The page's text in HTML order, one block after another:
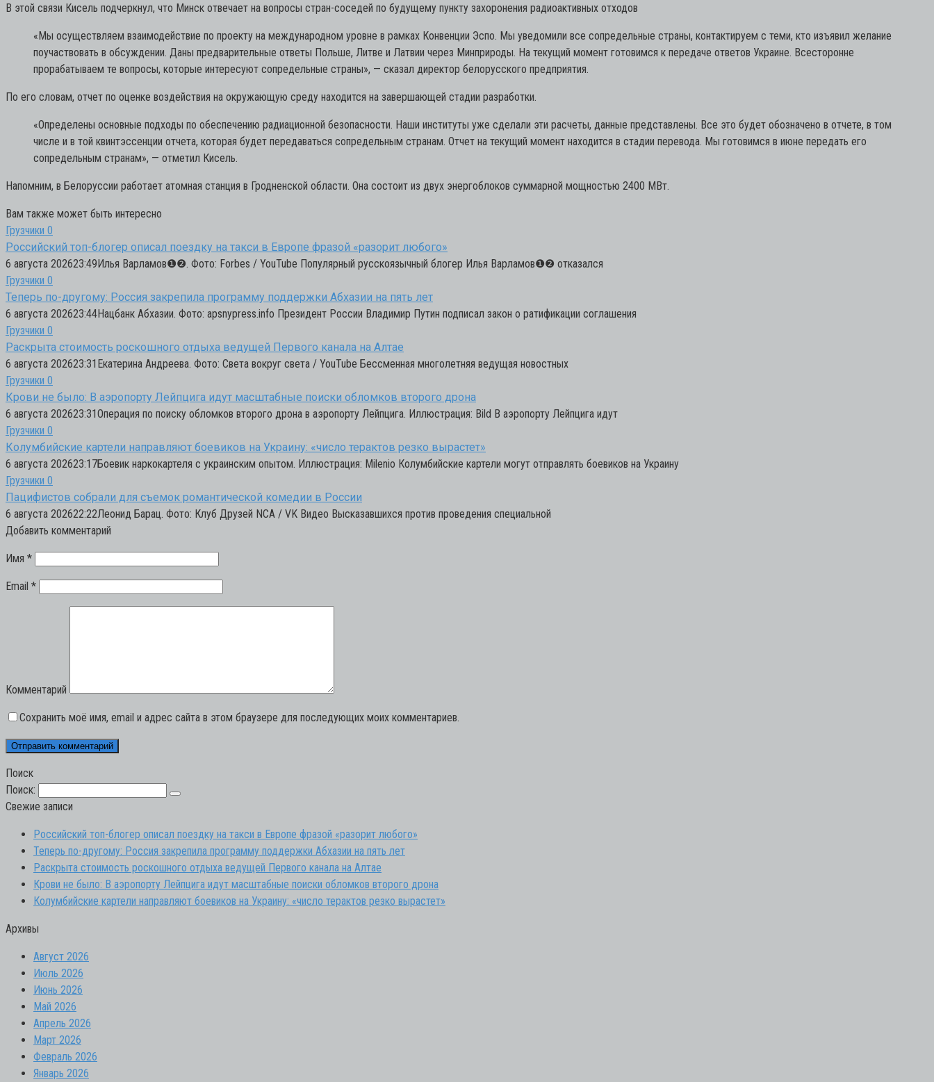
В этой связи Кисель подчеркнул, что Минск отвечает на вопросы стран-соседей по будущему пункту захоронения радиоактивных отходов
«Мы осуществляем взаимодействие по проекту на международном уровне в рамках Конвенции Эспо. Мы уведомили все сопредельные страны, контактируем с теми, кто изъявил желание
поучаствовать в обсуждении. Даны предварительные ответы Польше, Литве и Латвии через Минприроды. На текущий момент готовимся к передаче ответов Украине. Всесторонне
прорабатываем те вопросы, которые интересуют сопредельные страны», — сказал директор белорусского предприятия.
По его словам, отчет по оценке воздействия на окружающую среду находится на завершающей стадии разработки.
«Определены основные подходы по обеспечению радиационной безопасности. Наши институты уже сделали эти расчеты, данные представлены. Все это будет обозначено в отчете, в том
числе и в той квинтэссенции отчета, которая будет передаваться сопредельным странам. Отчет на текущий момент находится в стадии перевода. Мы готовимся в июне передать его
сопредельным странам», — отметил Кисель.
Напомним, в Белоруссии работает атомная станция в Гродненской области. Она состоит из двух энергоблоков суммарной мощностью 2400 МВт.
Вам также может быть интересно
Грузчики 0
Российский топ-блогер описал поездку на такси в Европе фразой «разорит любого»
6 августа 202623:49Илья Варламов❶❷. Фото: Forbes / YouTube Популярный русскоязычный блогер Илья Варламов❶❷ отказался
Грузчики 0
Теперь по-другому: Россия закрепила программу поддержки Абхазии на пять лет
6 августа 202623:44Нацбанк Абхазии. Фото: apsnypress.info Президент России Владимир Путин подписал закон о ратификации соглашения
Грузчики 0
Раскрыта стоимость роскошного отдыха ведущей Первого канала на Алтае
6 августа 202623:31Екатерина Андреева. Фото: Света вокруг света / YouTube Бессменная многолетняя ведущая новостных
Грузчики 0
Крови не было: В аэропорту Лейпцига идут масштабные поиски обломков второго дрона
6 августа 202623:31Операция по поиску обломков второго дрона в аэропорту Лейпцига. Иллюстрация: Bild В аэропорту Лейпцига идут
Грузчики 0
Колумбийские картели направляют боевиков на Украину: «число терактов резко вырастет»
6 августа 202623:17Боевик наркокартеля с украинским опытом. Иллюстрация: Milenio Колумбийские картели могут отправлять боевиков на Украину
Грузчики 0
Пацифистов собрали для съемок романтической комедии в России
6 августа 202622:22Леонид Барац. Фото: Клуб Друзей NCA / VK Видео Высказавшихся против проведения специальной
Добавить комментарий
Имя *
Email *
Комментарий
Сохранить моё имя, email и адрес сайта в этом браузере для последующих моих комментариев.
Поиск
Поиск:
Свежие записи
Российский топ-блогер описал поездку на такси в Европе фразой «разорит любого»
Теперь по-другому: Россия закрепила программу поддержки Абхазии на пять лет
Раскрыта стоимость роскошного отдыха ведущей Первого канала на Алтае
Крови не было: В аэропорту Лейпцига идут масштабные поиски обломков второго дрона
Колумбийские картели направляют боевиков на Украину: «число терактов резко вырастет»
Архивы
Август 2026
Июль 2026
Июнь 2026
Май 2026
Апрель 2026
Март 2026
Февраль 2026
Январь 2026